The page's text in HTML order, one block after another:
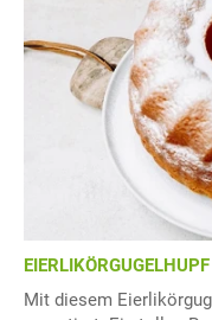
EIERLIKÖRGUGELHUPF
Mit diesem